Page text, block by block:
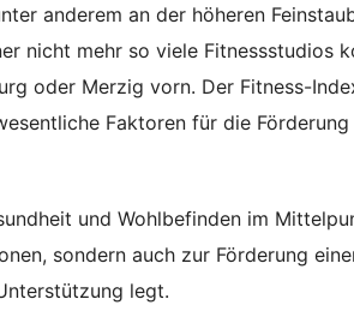
anderem an der höheren
nicht mehr so viele Fitnessstudios
oder Merzig vorn. Der Fitness-
Faktoren für die
und Wohlbefinden im
sondern auch zur Förderung
legt.